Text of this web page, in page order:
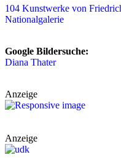
104 Kunstwerke von
Nationalgalerie
Google Bildersuche:
Diana Thater
Anzeige
Anzeige